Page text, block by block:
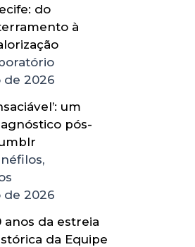
do
à
de 2026
um
pós-
de 2026
anos da estreia
da Equipe